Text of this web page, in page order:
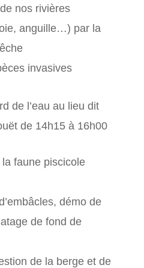
nos rivières
anguille…) par la
invasives
de l’eau au lieu dit
de 14h15 à 16h00
faune piscicole
démo de
de fond de
de la berge et de